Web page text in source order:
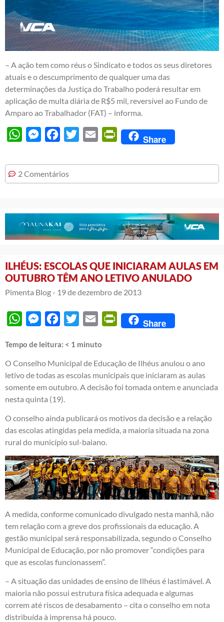
– A ação tem como réus o Sindicato e todos os seus diretores
atuais e o descumprimento de qualquer uma das
determinações da Justiça do Trabalho poderá resultar em
aplicação de multa diária de R$5 mil, reversível ao Fundo de
Amparo ao Trabalhador (FAT) – informa.
WhatsAppMessengerFacebook
Twitter Email PrintFriendly
Share
2 Comentários
ILHÉUS: ESCOLAS QUE INICIARAM AULAS EM
OUTUBRO TÊM ANO LETIVO ANULADO
Pimenta Blog - 19 de dezembro de 2013
WhatsAppMessengerFacebook
Twitter Email PrintFriendly
Share
Tempo de leitura: < 1 minuto
O Conselho Municipal de Educação de Ilhéus anulou o ano
letivo de todas as escolas municipais que iniciaram as aulas
somente em outubro. A decisão foi tomada ontem e anunciada
nesta quinta (19).
O conselho ainda publicará os motivos da decisão e a relação
das escolas atingidas pela medida, a maioria situada na zona
rural do município sul-baiano.
A medida, conforme comunicado divulgado nesta manhã, não
tem relação com a greve dos profissionais da educação. A
gestão municipal será responsabilizada, segundo o Conselho
Municipal de Educação, por não promover “condições para
que as escolas funcionassem”.
– A situação das unidades de ensino de Ilhéus é lastimável. A
maioria não possui estrutura física adequada e algumas
correm até riscos de desabamento – cita o conselho em nota
distribuída à imprensa há pouco.